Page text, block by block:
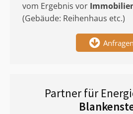
vom Ergebnis vor
(Gebäude: Reihenhaus etc.)
Anfragen
Partner für